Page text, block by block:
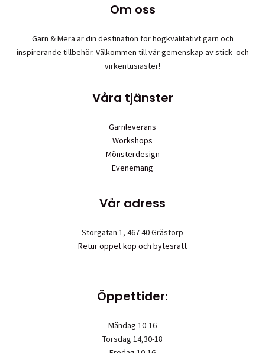
Om oss
Garn & Mera är din destination för högkvalitativt garn och
inspirerande tillbehör. Välkommen till vår gemenskap av stick- och
virkentusiaster!
Våra tjänster
Garnleverans
Workshops
Mönsterdesign
Evenemang
Vår adress
Storgatan 1, 467 40 Grästorp
Retur öppet köp och bytesrätt
Öppettider:
Måndag 10-16
Torsdag 14,30-18